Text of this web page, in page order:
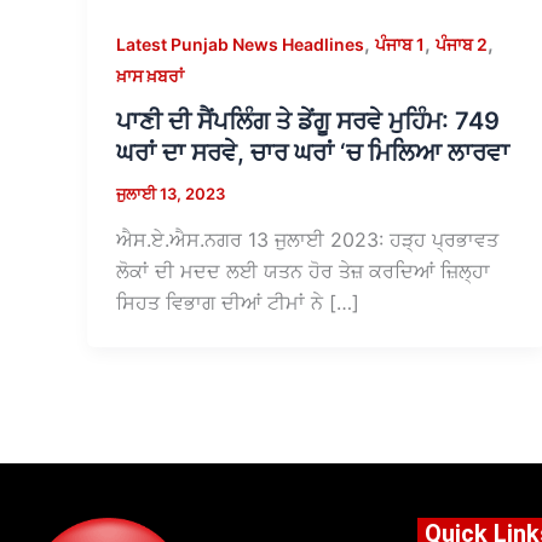
Latest Punjab News Headlines,ਪੰਜਾਬ 1,ਪੰਜਾਬ 2,
ਖ਼ਾਸ ਖ਼ਬਰਾਂ
ਪਾਣੀ ਦੀ ਸੈਂਪਲਿੰਗ ਤੇ ਡੇਂਗੂ ਸਰਵੇ ਮੁਹਿੰਮ: 749
ਘਰਾਂ ਦਾ ਸਰਵੇ, ਚਾਰ ਘਰਾਂ ‘ਚ ਮਿਲਿਆ ਲਾਰਵਾ
ਜੁਲਾਈ 13, 2023
ਐਸ.ਏ.ਐਸ.ਨਗਰ 13 ਜੁਲਾਈ 2023: ਹੜ੍ਹ ਪ੍ਰਭਾਵਤ
ਲੋਕਾਂ ਦੀ ਮਦਦ ਲਈ ਯਤਨ ਹੋਰ ਤੇਜ਼ ਕਰਦਿਆਂ ਜ਼ਿਲ੍ਹਾ
ਸਿਹਤ ਵਿਭਾਗ ਦੀਆਂ ਟੀਮਾਂ ਨੇ […]
Quick